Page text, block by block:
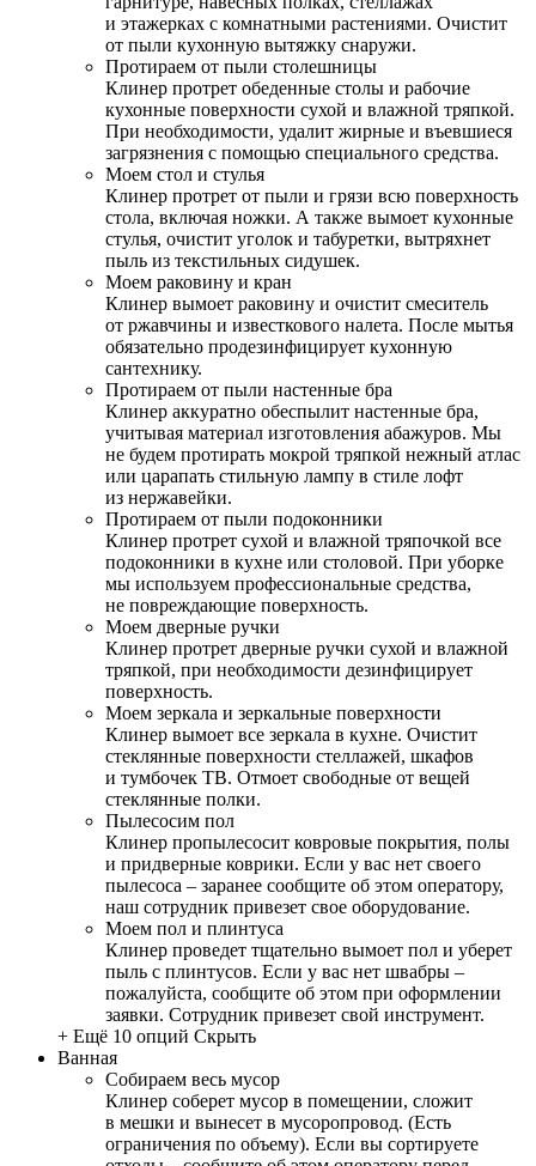
и этажерках с комнатными растениями. Очистит
от пыли кухонную вытяжку снаружи.
Протираем от пыли столешницы
Клинер протрет обеденные столы и рабочие
кухонные поверхности сухой и влажной тряпкой.
При необходимости, удалит жирные и въевшиеся
загрязнения с помощью специального средства.
Моем стол и стулья
Клинер протрет от пыли и грязи всю поверхность
стола, включая ножки. А также вымоет кухонные
стулья, очистит уголок и табуретки, вытряхнет
пыль из текстильных сидушек.
Моем раковину и кран
Клинер вымоет раковину и очистит смеситель
от ржавчины и известкового налета. После мытья
обязательно продезинфицирует кухонную
сантехнику.
Протираем от пыли настенные бра
Клинер аккуратно обеспылит настенные бра,
учитывая материал изготовления абажуров. Мы
не будем протирать мокрой тряпкой нежный атлас
или царапать стильную лампу в стиле лофт
из нержавейки.
Протираем от пыли подоконники
Клинер протрет сухой и влажной тряпочкой все
подоконники в кухне или столовой. При уборке
мы используем профессиональные средства,
не повреждающие поверхность.
Моем дверные ручки
Клинер протрет дверные ручки сухой и влажной
тряпкой, при необходимости дезинфицирует
поверхность.
Моем зеркала и зеркальные поверхности
Клинер вымоет все зеркала в кухне. Очистит
стеклянные поверхности стеллажей, шкафов
и тумбочек ТВ. Отмоет свободные от вещей
стеклянные полки.
Пылесосим пол
Клинер пропылесосит ковровые покрытия, полы
и придверные коврики. Если у вас нет своего
пылесоса – заранее сообщите об этом оператору,
наш сотрудник привезет свое оборудование.
Моем пол и плинтуса
Клинер проведет тщательно вымоет пол и уберет
пыль с плинтусов. Если у вас нет швабры –
пожалуйста, сообщите об этом при оформлении
заявки. Сотрудник привезет свой инструмент.
+ Ещё 10 опций Скрыть
Ванная
Собираем весь мусор
Клинер соберет мусор в помещении, сложит
в мешки и вынесет в мусоропровод. (Есть
ограничения по объему). Если вы сортируете